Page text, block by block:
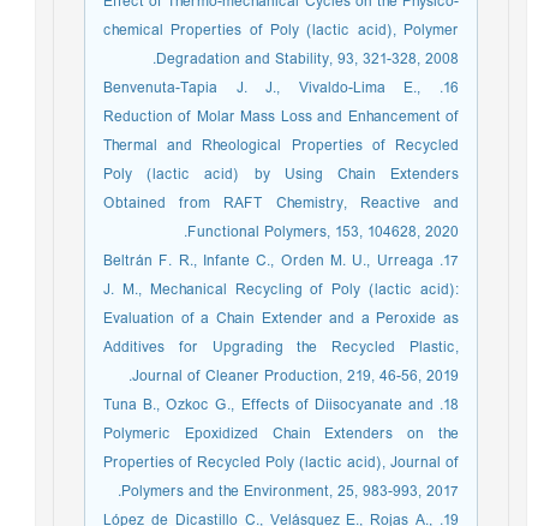
chemical Properties of Poly (lactic acid), Polymer
Degradation and Stability, 93, 321-328, 2008.
16. Benvenuta-Tapia J. J., Vivaldo-Lima E.,
Reduction of Molar Mass Loss and Enhancement of
Thermal and Rheological Properties of Recycled
Poly (lactic acid) by Using Chain Extenders
Obtained from RAFT Chemistry, Reactive and
Functional Polymers, 153, 104628, 2020.
17. Beltrán F. R., Infante C., Orden M. U., Urreaga
J. M., Mechanical Recycling of Poly (lactic acid):
Evaluation of a Chain Extender and a Peroxide as
Additives for Upgrading the Recycled Plastic,
Journal of Cleaner Production, 219, 46-56, 2019.
18. Tuna B., Ozkoc G., Effects of Diisocyanate and
Polymeric Epoxidized Chain Extenders on the
Properties of Recycled Poly (lactic acid), Journal of
Polymers and the Environment, 25, 983-993, 2017.